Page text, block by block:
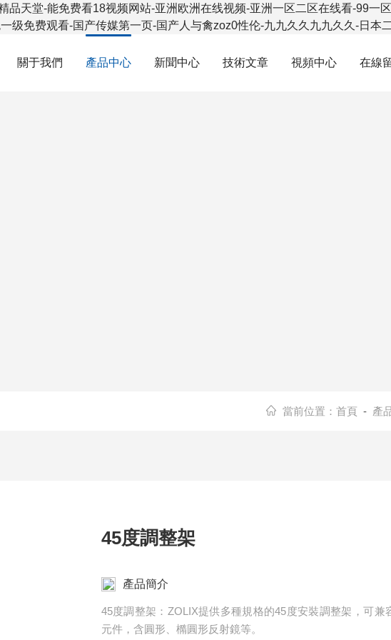
天堂-能免费看18视频网站-亚洲欧洲在线视频-亚洲一区二区在线看-99一
级免费观看-国产传媒第一页-国产人与禽zoz0性伦-九九久久九九久久-日本
關于我們 產品中心 新聞中心 技術文章 視頻中心 在線
當前位置： 首頁 - 產
45度調整架
產品簡介
45度調整架：ZOLIX提供多種規格的45度安裝調整架，可
元件，含圓形、橢圓形反射鏡等。